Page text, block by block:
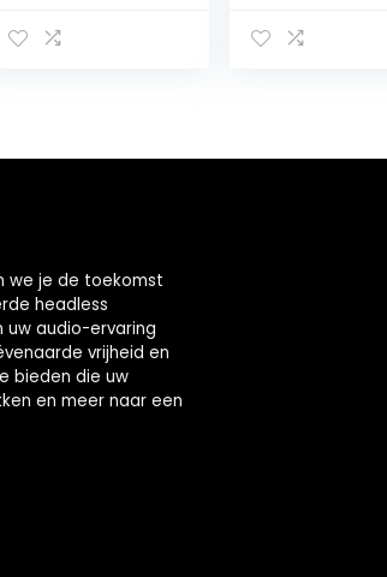
Headphones,
Hi-Res Audio,
Office
jongens en
we je de toekomst
headless
uw audio-ervaring
vrijheid en
bieden die uw
en meer naar een